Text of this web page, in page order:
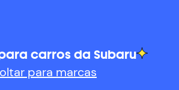
carros da Subaru
para marcas